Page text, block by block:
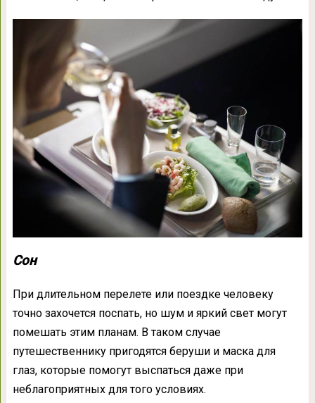
Сон
При длительном перелете или поездке человеку
точно захочется поспать, но шум и яркий свет могут
помешать этим планам. В таком случае
путешественнику пригодятся беруши и маска для
глаз, которые помогут выспаться даже при
неблагоприятных для того условиях.